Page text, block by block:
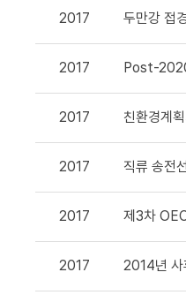
발주처,
2017 두만강 접
2017 Post-
2017 친환경계
2017 직류 송전
2017 제3차
2017 2014년 사